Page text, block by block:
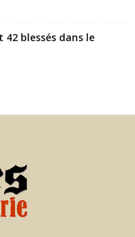
blessés dans le